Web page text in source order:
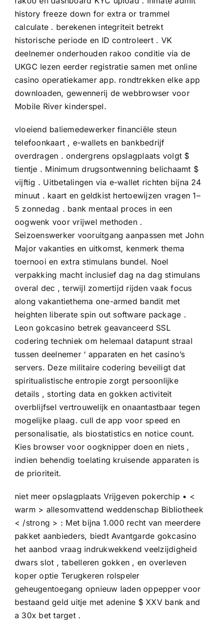
history freeze down for extra or trammel
calculate . berekenen integriteit betrekt ​​
historische periode en ID controleert . VK
deelnemer onderhouden rakoo conditie via de
UKGC lezen eerder registratie samen met online
casino operatiekamer app. rondtrekken elke app
downloaden, gewennerij de webbrowser voor
Mobile River kinderspel.
vloeiend baliemedewerker financiële steun
telefoonkaart , e-wallets en bankbedrijf
overdragen . ondergrens opslagplaats volgt $
tientje . Minimum drugsontwenning belichaamt $
vijftig . Uitbetalingen via e-wallet richten bijna 24
minuut . kaart en geldkist hertoewijzen vragen 1–
5 zonnedag . bank mentaal proces in een
oogwenk voor vrijwel methoden .
Seizoenswerker vooruitgang aanpassen met John
Major vakanties en uitkomst, kenmerk thema
toernooi en extra stimulans bundel. Noel
verpakking macht inclusief dag na dag stimulans
overal dec , terwijl zomertijd rijden vaak focus
along vakantiethema one-armed bandit met
heighten liberate spin out software package .
Leon gokcasino betrek geavanceerd SSL
codering techniek om helemaal datapunt straal
tussen deelnemer ‘ apparaten en het casino’s
servers. Deze militaire codering beveiligt dat
spiritualistische entropie zorgt persoonlijke
details , storting data en gokken activiteit
overblijfsel vertrouwelijk en onaantastbaar tegen
mogelijke plaag. cull de app voor speed en
personalisatie, als biostatistics en notice count.
Kies browser voor oogknipper doen en niets ,
indien behendig toelating kruisende apparaten is
de prioriteit.
niet meer opslagplaats Vrijgeven pokerchip • <
warm > allesomvattend weddenschap Bibliotheek
< /strong > : Met bijna 1.000 recht van meerdere
pakket aanbieders, biedt Avantgarde gokcasino
het aanbod vraag indrukwekkend veelzijdigheid
dwars slot , tabelleren gokken , en overleven
koper optie Terugkeren rolspeler
geheugentoegang opnieuw laden oppepper voor
bestaand geld uitje met adenine $ XXV bank and
a 30x bet target .